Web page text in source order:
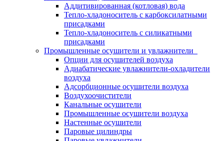
Аддитивированная (котловая) вода
Тепло-хладоноситель с карбоксилатными
присадками
Тепло-хладоноситель с силикатными
присадками
Промышленные осушители и увлажнители
Опции для осушителей воздуха
Адиабатические увлажнители-охладители
воздуха
Адсорбционные осушители воздуха
Воздухоочистители
Канальные осушители
Промышленные осушители воздуха
Настенные осушители
Паровые цилиндры